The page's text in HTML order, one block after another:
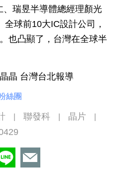
瑞昱半導體總經理顏光
球前10大IC設計公司，
也凸顯了，台灣在全球半
晶 台灣台北報導
絲團
聯發科 晶片